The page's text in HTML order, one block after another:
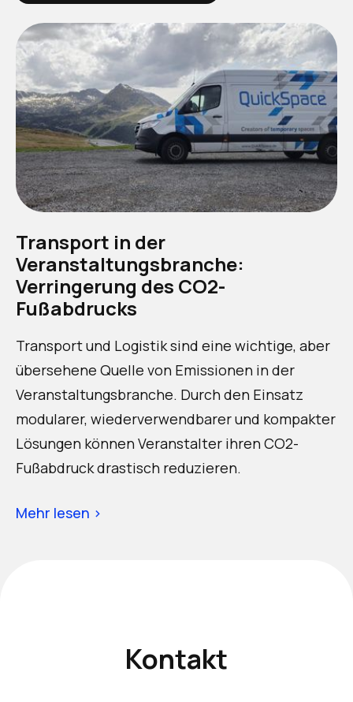
Transport in der
Veranstaltungsbranche:
Verringerung des CO2-
Fußabdrucks
Transport und Logistik sind eine wichtige, aber
übersehene Quelle von Emissionen in der
Veranstaltungsbranche. Durch den Einsatz
modularer, wiederverwendbarer und kompakter
Lösungen können Veranstalter ihren CO2-
Fußabdruck drastisch reduzieren.
Mehr lesen ›
Kontakt